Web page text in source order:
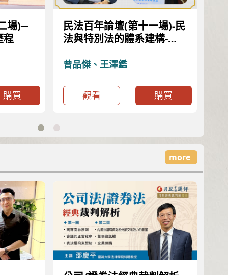
場)─
程
購買
民法百年論壇(第十一場)-民
法與特別法的體系建構-臺
法與消費者保護法之互動關
曾品傑、王澤鑑
觀看 購買
more